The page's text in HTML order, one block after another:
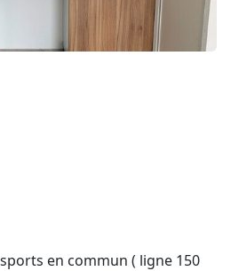
en commun ( ligne 150